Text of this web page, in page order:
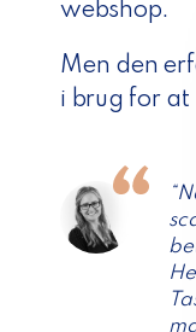
webshop.
Men den
i brug for at